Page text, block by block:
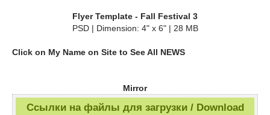
Flyer Template - Fall Festival 3
PSD | Dimension: 4" x 6" | 28 MB
Click on My Name on Site to See All NEWS
Mirror
Ссылки на файлы для загрузки / Download